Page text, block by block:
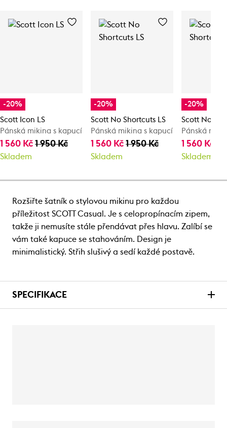
-20%
Scott Icon LS
Pánská mikina s kapucí
1 560 Kč 1 950 Kč
Skladem
-20%
Scott No Shortcuts LS
Pánská mikina s kapucí
1 560 Kč1 950 Kč
Skladem
-20%
Scott No
Pánská
1 560 Kč
Skladem
Rozšiřte šatník o stylovou mikinu pro každou
příležitost SCOTT Casual. Je s celopropínacím zipem,
takže ji nemusíte stále přendávat přes hlavu. Zalíbí se
vám také kapuce se stahováním. Design je
minimalistický. Střih slušivý a sedí každé postavě.
SPECIFIKACE